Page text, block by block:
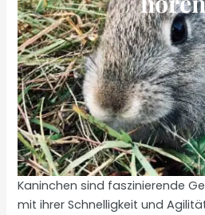
Kaninchen sind faszinierende
mit ihrer Schnelligkeit und